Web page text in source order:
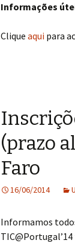
Informações
Clique aqui para
(prazo
Faro
16/06/2014
Informamos